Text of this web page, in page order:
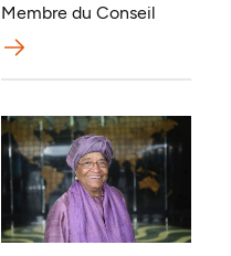
Membre du Conseil